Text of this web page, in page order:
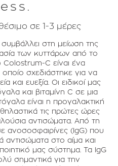
σε 1-3 μέρες
στη μείωση της
των κυττάρων από το
Colostrum-C είναι ένα
σχεδιάστηκε για να
και ευεξία. Οι ειδικοί μας
και βιταμίνη C σε μια
είναι η προγαλακτική
τις πρώτες ώρες
αντισώματα. Από τη
ανοσοσφαιρίνες (IgG) που
αντισώματα στο αίμα και
μας σύστημα. Τα IgG
σημαντικά για την